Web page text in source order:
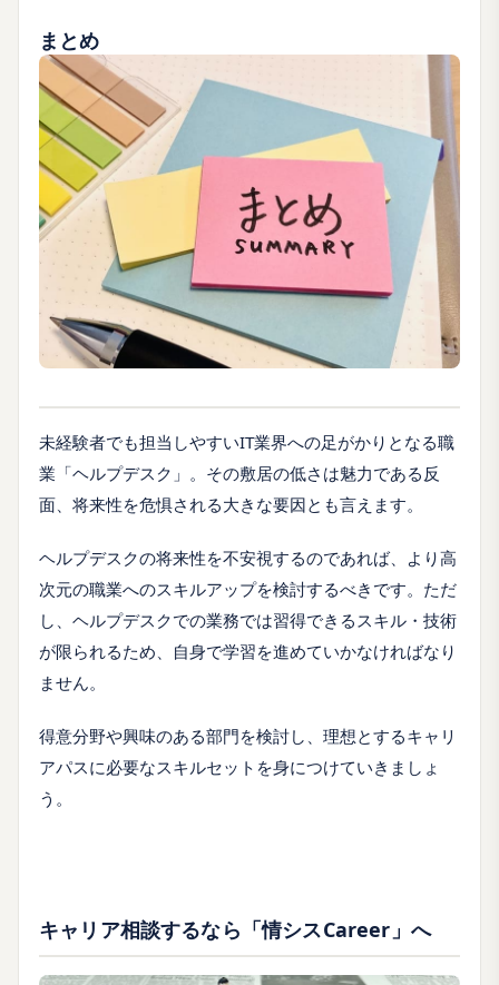
まとめ
未経験者でも担当しやすいIT業界への足がかりとなる職
業「ヘルプデスク」。その敷居の低さは魅力である反
面、将来性を危惧される大きな要因とも言えます。
ヘルプデスクの将来性を不安視するのであれば、より高
次元の職業へのスキルアップを検討するべきです。ただ
し、ヘルプデスクでの業務では習得できるスキル・技術
が限られるため、自身で学習を進めていかなければなり
ません。
得意分野や興味のある部門を検討し、理想とするキャリ
アパスに必要なスキルセットを身につけていきましょ
う。
キャリア相談するなら「情シスCareer」へ